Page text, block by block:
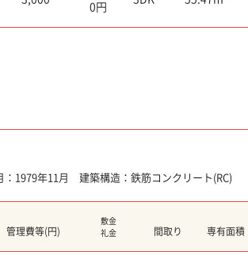
0円
1979年11月 建築構造：鉄筋コンクリート(RC)
管理費等(円)
敷金
礼金
間取り 専有面積